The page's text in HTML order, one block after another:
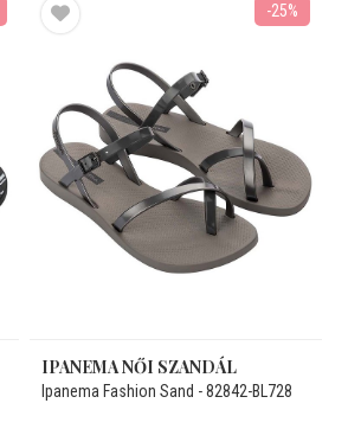
-25%
IPANEMA NŐI SZANDÁL
Ipanema Fashion Sand - 82842-BL728